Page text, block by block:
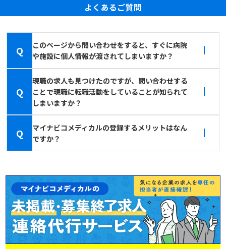
よくあるご質問
Q
このページから問い合わせをすると、すぐに病院
や施設に個人情報が渡されてしまいますか？
Q
現職の求人も見つけたのですが、問い合わせする
ことで現職に転職活動をしていることが知られて
しまいますか？
Q
マイナビコメディカルの登録するメリットはなん
ですか？